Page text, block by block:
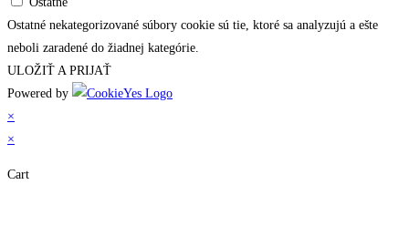
Ostatné nekategorizované súbory cookie sú tie, ktoré sa analyzujú a ešte
neboli zaradené do žiadnej kategórie.
ULOŽIŤ A PRIJAŤ
Powered by
×
×
Cart